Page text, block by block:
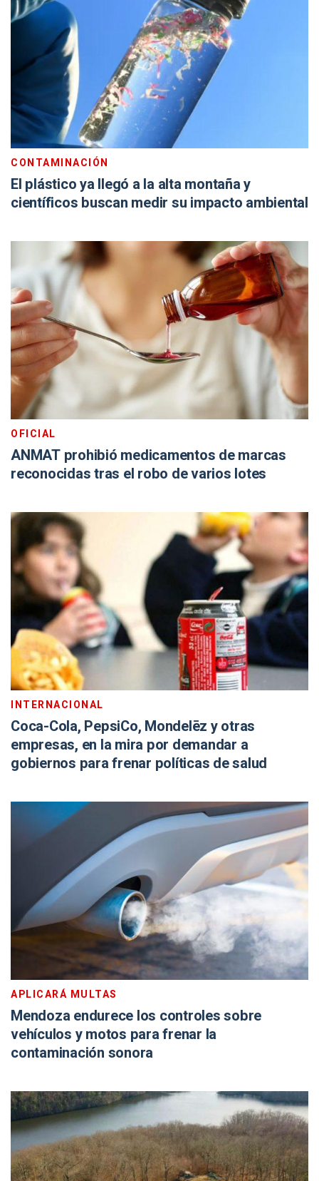
CONTAMINACIÓN
El plástico ya llegó a la alta montaña y
científicos buscan medir su impacto ambiental
OFICIAL
ANMAT prohibió medicamentos de marcas
reconocidas tras el robo de varios lotes
INTERNACIONAL
Coca-Cola, PepsiCo, Mondelēz y otras
empresas, en la mira por demandar a
gobiernos para frenar políticas de salud
APLICARÁ MULTAS
Mendoza endurece los controles sobre
vehículos y motos para frenar la
contaminación sonora